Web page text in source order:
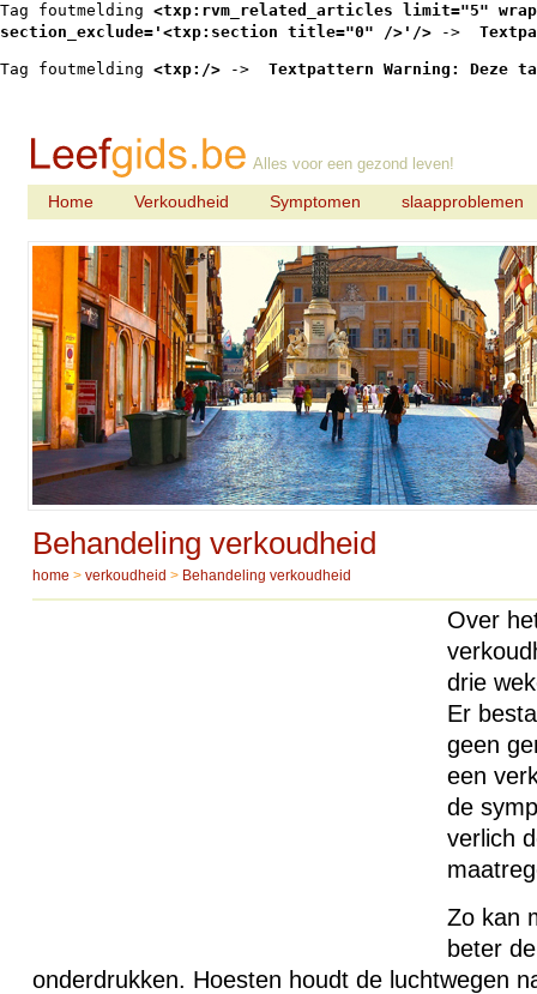
Tag foutmelding <txp:rvm_related_articles limit="5"
section_exclude='<txp:section title="0" />'/> ->
Tag foutmelding <txp:/> -> Textpattern Warning: Deze
Alles voor een gezond leven!
Home Verkoudheid Symptomen slaapproblemen
Behandeling verkoudheid
home > verkoudheid > Behandeling verkoudheid
Over
drie
Er
geen
een
de
verlich
Zo kan
beter
onderdrukken. Hoesten houdt de luchtwegen